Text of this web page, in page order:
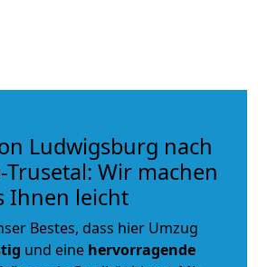
Ludwigsburg nach
Wir machen
Ihnen leicht
Bestes, dass hier Umzug
und eine hervorragende